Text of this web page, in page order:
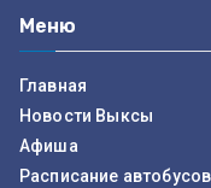
Меню
Главная
Новости Выксы
Афиша
Расписание автобусов